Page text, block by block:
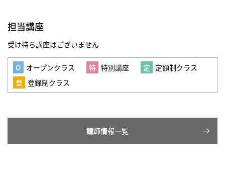
担当講座
受け持ち講座はございません
オープンクラス 特別講座
定額制クラス
登録制クラス
講師情報一覧